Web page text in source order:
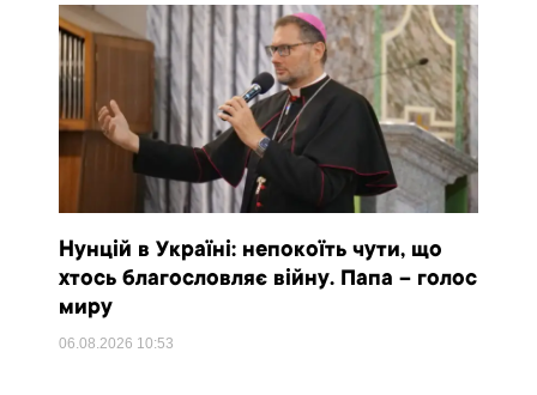
Нунцій в Україні: непокоїть чути, що
хтось благословляє війну. Папа – голос
миру
06.08.2026 10:53